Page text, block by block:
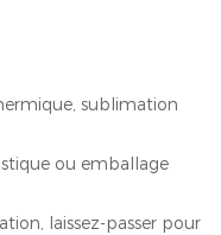
sublimation
ou emballage
laissez-passer pour